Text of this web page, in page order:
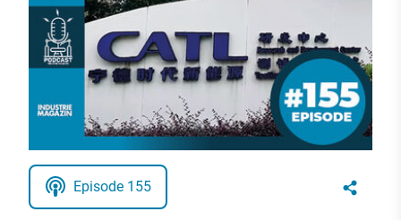
Episode 155